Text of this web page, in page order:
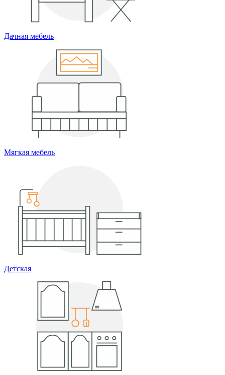
Дачная мебель
Мягкая мебель
Детская